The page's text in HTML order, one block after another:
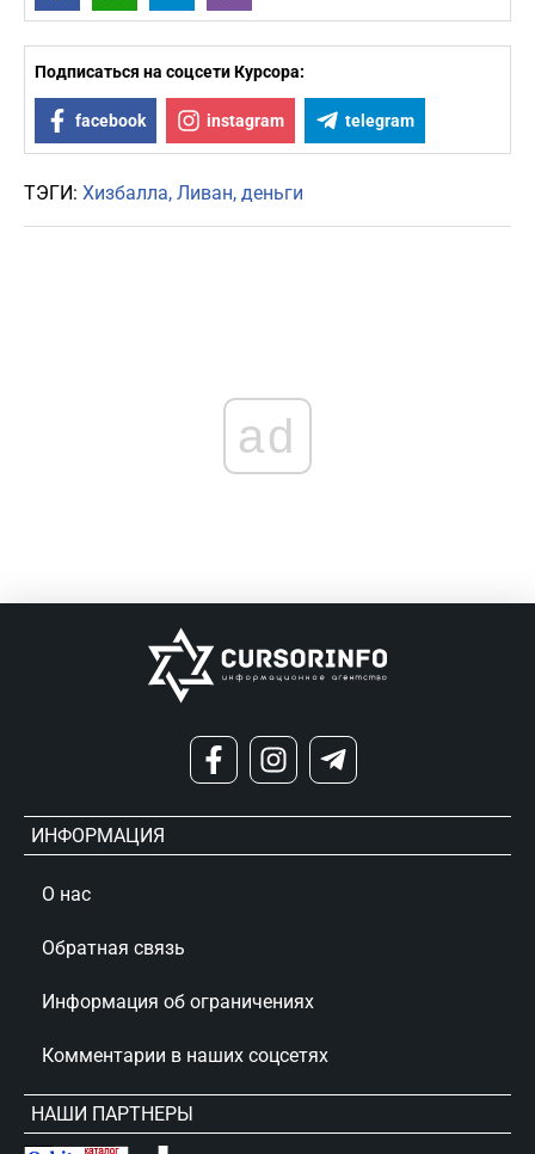
Подписаться на соцсети Курсора:
facebook instagram telegram
ТЭГИ: Хизбалла Ливан деньги
ad
ИНФОРМАЦИЯ
О нас
Обратная связь
Информация об ограничениях
Комментарии в наших соцсетях
НАШИ ПАРТНЕРЫ